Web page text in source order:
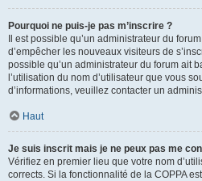
Pourquoi ne puis-je pas m’inscrire ?
Il est possible qu’un administrateur du
d’empêcher les nouveaux visiteurs de
possible qu’un administrateur du forum ait
l’utilisation du nom d’utilisateur que vous
d’informations, veuillez contacter un
Haut
Je suis inscrit mais je ne peux pas me
Vérifiez en premier lieu que votre nom
corrects. Si la fonctionnalité de la COPPA